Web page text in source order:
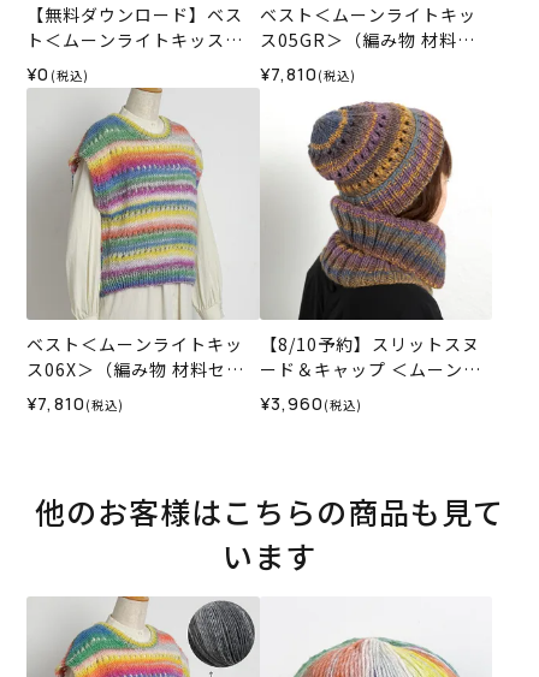
【無料ダウンロード】ベス
ト＜ムーンライトキッス＞
（レシピ）
¥0 (税込)
ベスト＜ムーンライトキッ
ス05GR＞（編み物 材料セ
ット）
¥7,810 (税込)
ベスト＜ムーンライトキッ
ス06X＞（編み物 材料セッ
ト）
¥7,810 (税込)
【8/10予約】スリットスヌ
ード＆キャップ ＜ムーンラ
イトキッス07L＞（編み物
材料セット）
¥3,960 (税込)
他のお客様はこちらの商品も見て
います